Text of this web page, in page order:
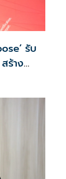
รับ
ร้าง